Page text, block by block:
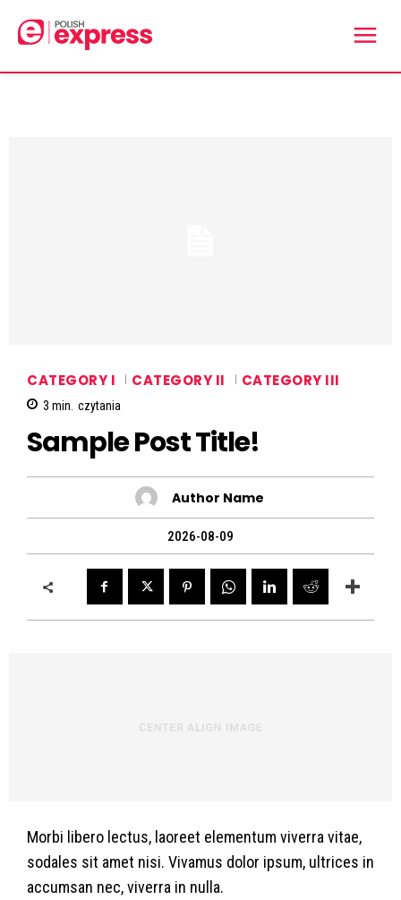
CATEGORY I CATEGORY II CATEGORY III
3 min. czytania
Sample Post Title!
Author Name
2026-08-09
Morbi libero lectus, laoreet elementum viverra vitae,
sodales sit amet nisi. Vivamus dolor ipsum, ultrices in
accumsan nec, viverra in nulla.